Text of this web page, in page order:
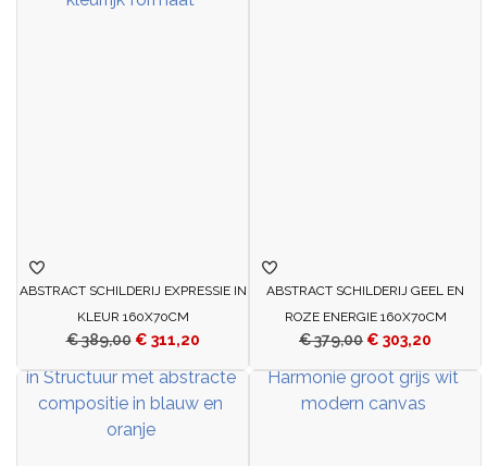
ABSTRACT SCHILDERIJ EXPRESSIE IN
KLEUR 160X70CM
€389,00 € 311,20
ABSTRACT SCHILDERIJ GEEL EN
ROZE ENERGIE 160X70CM
€379,00 € 303,20